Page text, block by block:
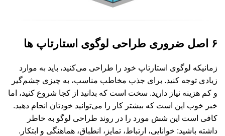
۶ اصل ضروری طراحی لوگوی استارتاپ ها
زمانیکه لوگوی استارتاپ خود را طراحی می‌کنید، باید به موارد
زیادی توجه کنید. برای جذب مخاطب مناسب، به چیزی چشم‌گیر
و کم هزینه نیاز دارید. سخت است که بدانید از کجا شروع کنید، اما
خبر خوب این است که بیشتر کار را می‌توانید خودتان انجام دهید.
کافی است این شش مورد را در روند طراحی لوگو به خاطر
داشته باشید: خوانایی، ارتباط، تمایز، انطباق، هماهنگی و ابتکار.